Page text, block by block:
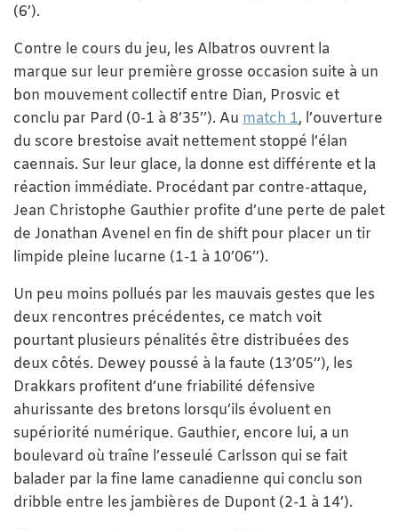
(6’).
Contre le cours du jeu, les Albatros ouvrent la
marque sur leur première grosse occasion suite à un
bon mouvement collectif entre Dian, Prosvic et
conclu par Pard (0-1 à 8’35’’). Au match 1, l’ouverture
du score brestoise avait nettement stoppé l’élan
caennais. Sur leur glace, la donne est différente et la
réaction immédiate. Procédant par contre-attaque,
Jean Christophe Gauthier profite d’une perte de palet
de Jonathan Avenel en fin de shift pour placer un tir
limpide pleine lucarne (1-1 à 10’06’’).
Un peu moins pollués par les mauvais gestes que les
deux rencontres précédentes, ce match voit
pourtant plusieurs pénalités être distribuées des
deux côtés. Dewey poussé à la faute (13’05’’), les
Drakkars profitent d’une friabilité défensive
ahurissante des bretons lorsqu’ils évoluent en
supériorité numérique. Gauthier, encore lui, a un
boulevard où traîne l’esseulé Carlsson qui se fait
balader par la fine lame canadienne qui conclu son
dribble entre les jambières de Dupont (2-1 à 14’).